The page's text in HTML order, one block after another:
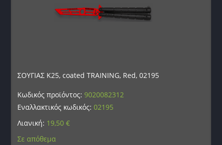
ΣΟΥΓΙΑΣ K25, coated TRAINING, Red, 02195
Κωδικός προϊόντος:9020082312
Εναλλακτικός κωδικός:02195
Λιανική: 19,50€
Σε απόθεμα